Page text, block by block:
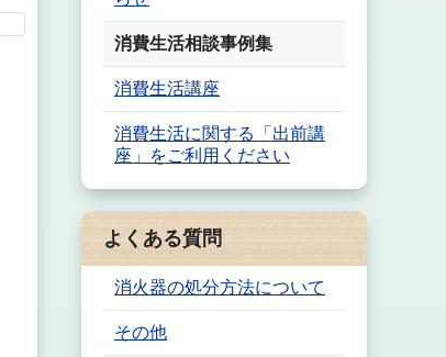
消費生活相談事例集
消費生活講座
消費生活に関する「出前講
座」をご利用ください
よくある質問
消火器の処分方法について
その他